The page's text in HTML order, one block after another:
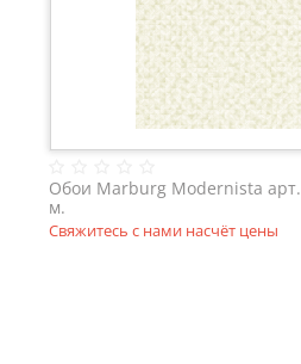
Обои Marburg Modernista
м.
Свяжитесь с нами насчёт цены